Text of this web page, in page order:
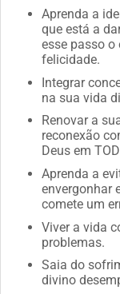
Aprenda a
que está a
esse passo o
felicidade.
Integrar
na sua vida
Renovar a
reconexão
Deus em
Aprenda a
envergonhar
comete um
Viver a vida
problemas.
Saia do
divino